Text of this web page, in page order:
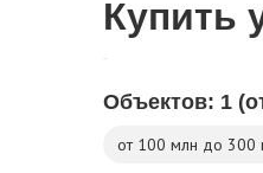
Купить
Объектов: 1
от 100 млн до 300